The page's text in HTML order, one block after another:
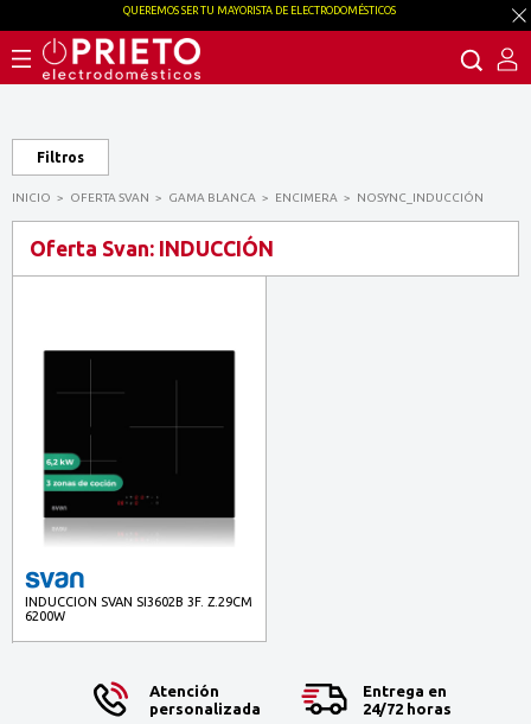
Filtros
INICIO OFERTA SVAN GAMA BLANCA ENCIMERA NOSYNC_INDUCCIÓN
Oferta Svan: INDUCCIÓN
INDUCCION SVAN SI3602B 3F. Z.29CM
6200W
Atención
personalizada
Entrega en
24/72 horas
QUEREMOS SER TU MAYORISTA DE ELECTRODOMÉSTICOS